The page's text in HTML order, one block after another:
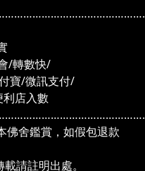
/轉數快/
微訊支付/
入數
佛舍鑑賞，如假包退款
請註明出處。